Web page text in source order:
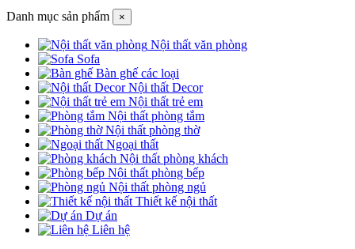
Danh mục sản phẩm ×
Nội thất văn phòng
Sofa
Bàn ghế các loại
Nội thất Decor
Nội thất trẻ em
Nội thất phòng tắm
Nội thất phòng thờ
Ngoại thất
Nội thất phòng khách
Nội thất phòng bếp
Nội thất phòng ngủ
Thiết kế nội thất
Dự án
Liên hệ